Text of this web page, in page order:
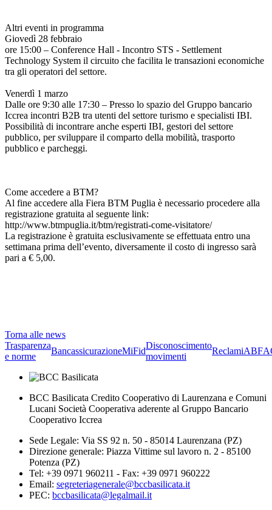
Altri eventi in programma
Giovedì 28 febbraio
ore 15:00 – Conference Hall - Incontro STS - Settlement
Technology System il circuito che facilita le transazioni economiche
tra gli operatori del settore.
Venerdì 1 marzo
Dalle ore 9:30 alle 17:30 – Presso lo spazio del Gruppo bancario
Iccrea incontri B2B tra utenti del settore turismo e specialisti IBI.
Possibilità di incontrare anche esperti IBI, gestori del settore
pubblico, per sviluppare il comparto della mobilità, trasporto
pubblico e parcheggi.
Come accedere a BTM?
Al fine accedere alla Fiera BTM Puglia è necessario procedere alla
registrazione gratuita al seguente link:
http://www.btmpuglia.it/btm/registrati-come-visitatore/
La registrazione è gratuita esclusivamente se effettuata entro una
settimana prima dell’evento, diversamente il costo di ingresso sarà
pari a € 5,00.
Torna alle news
Trasparenza
e norme
BancassicurazioneMiFid
Disconoscimento
movimenti
ReclamiABF
BCC Basilicata Credito Cooperativo di Laurenzana e Comuni
Lucani Società Cooperativa aderente al Gruppo Bancario
Cooperativo Iccrea
Sede Legale: Via SS 92 n. 50 - 85014 Laurenzana (PZ)
Direzione generale: Piazza Vittime sul lavoro n. 2 - 85100
Potenza (PZ)
Tel: +39 0971 960211 - Fax: +39 0971 960222
Email: segreteriagenerale@bccbasilicata.it
PEC: bccbasilicata@legalmail.it